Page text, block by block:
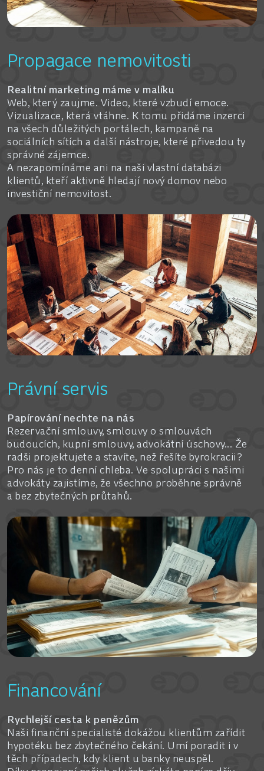
Propagace nemovitosti
Realitní marketing máme v malíku
Web, který zaujme. Video, které vzbudí emoce.
Vizualizace, která vtáhne. K tomu přidáme inzerci
na všech důležitých portálech, kampaně na
sociálních sítích a další nástroje, které přivedou ty
správné zájemce.
A nezapomínáme ani na naši vlastní databázi
klientů, kteří aktivně hledají nový domov nebo
investiční nemovitost.
Právní servis
Papírování nechte na nás
Rezervační smlouvy, smlouvy o smlouvách
budoucích, kupní smlouvy, advokátní úschovy... Že
radši projektujete a stavíte, než řešíte byrokracii?
Pro nás je to denní chleba. Ve spolupráci s našimi
advokáty zajistíme, že všechno proběhne správně
a bez zbytečných průtahů.
Financování
Rychlejší cesta k penězům
Naši finanční specialisté dokážou klientům zařídit
hypotéku bez zbytečného čekání. Umí poradit i v
těch případech, kdy klient u banky neuspěl.